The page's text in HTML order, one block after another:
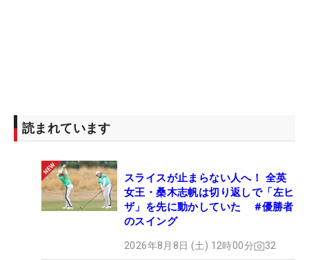
読まれています
スライスが止まらない人へ！ 全英
女王・桑木志帆は切り返しで「左ヒ
ザ」を先に動かしていた #優勝者
のスイング
2026年8月8日 (土) 12時00分 32